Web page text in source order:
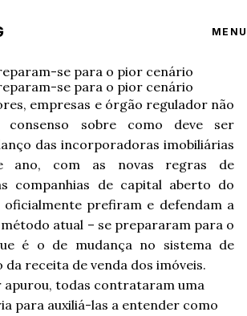
MENU
se para o pior cenário
se para o pior cenário
empresas e órgão regulador não
consenso sobre como deve ser
das incorporadoras imobiliárias
ano, com as novas regras de
companhias de capital aberto do
prefiram e defendam a
atual – se prepararam para o
é o de mudança no sistema de
receita de venda dos imóveis.
apurou, todas contrataram uma
para auxiliá-las a entender como